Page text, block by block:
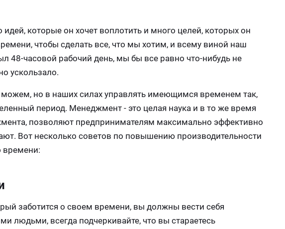
которые он хочет воплотить и много целей, которых он
чтобы сделать все, что мы хотим, и всему виной наш
48-часовой рабочий день, мы бы все равно что-нибудь не
ускользало.
но в наших силах управлять имеющимся временем так,
период. Менеджмент - это целая наука и в то же время
позволяют предпринимателям максимально эффективно
Вот несколько советов по повышению производительности
времени:
заботится о своем времени, вы должны вести себя
людьми, всегда подчеркивайте, что вы стараетесь